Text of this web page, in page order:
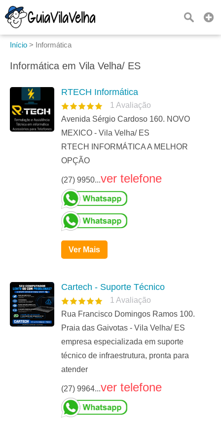
Início > Informática
Informática em Vila Velha/ ES
RTECH Informática
1 Avaliação
Avenida Sérgio Cardoso 160. NOVO
MEXICO - Vila Velha/ ES
RTECH INFORMÁTICA A MELHOR
OPÇÃO
(27) 9950...ver telefone
Ver Mais
Cartech - Suporte Técnico
1 Avaliação
Rua Francisco Domingos Ramos 100.
Praia das Gaivotas - Vila Velha/ ES
empresa especializada em suporte
técnico de infraestrutura, pronta para
atender
(27) 9964...ver telefone